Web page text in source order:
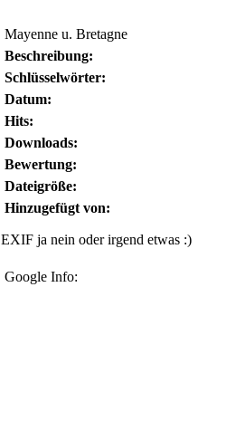
Mayenne u. Bretagne
Beschreibung:
Schlüsselwörter:
Datum:
Hits:
Downloads:
Bewertung:
Dateigröße:
Hinzugefügt von:
EXIF ja nein oder irgend etwas :)
Google Info: